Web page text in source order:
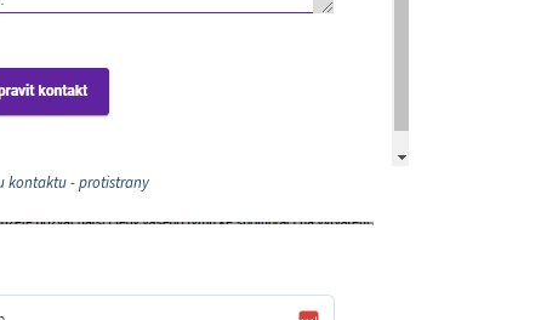
kontaktu - protistrany